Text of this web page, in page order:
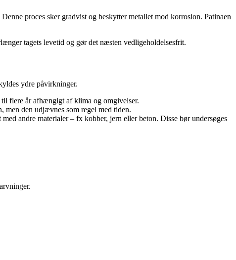
proces sker gradvist og beskytter metallet mod korrosion. Patinaen
tagets levetid og gør det næsten vedligeholdelsesfrit.
ydre påvirkninger.
flere år afhængigt af klima og omgivelser.
men den udjævnes som regel med tiden.
andre materialer – fx kobber, jern eller beton. Disse bør undersøges